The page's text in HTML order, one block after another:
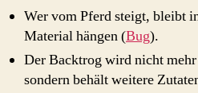
Wer vom Pferd steigt, bleibt
Material hängen (Bug).
Der Backtrog wird nicht
sondern behält weitere